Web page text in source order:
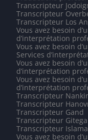
Transcripteur
Transcripteur
Transcripteur Los
Vous avez besoin
d’interprétation
Vous avez besoin
Services
Vous avez besoin
d’interprétation
Vous avez besoin
d’interprétation
Transcripteur
Transcripteur
Transcripteur Gand
Transcripteur Gitega
Transcripteur
Vous avez besoin